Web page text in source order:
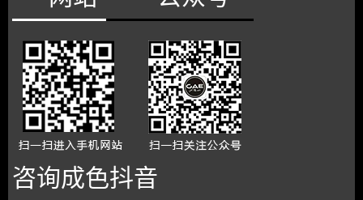
咨询成色抖音